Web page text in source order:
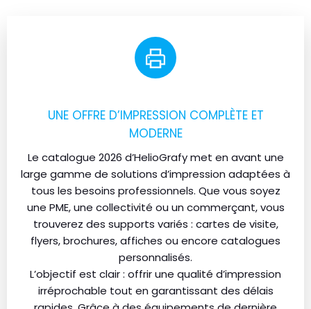
UNE OFFRE D’IMPRESSION COMPLÈTE ET
MODERNE
Le catalogue 2026 d’HelioGrafy met en avant une
large gamme de solutions d’impression adaptées à
tous les besoins professionnels. Que vous soyez
une PME, une collectivité ou un commerçant, vous
trouverez des supports variés : cartes de visite,
flyers, brochures, affiches ou encore catalogues
personnalisés.
L’objectif est clair : offrir une qualité d’impression
irréprochable tout en garantissant des délais